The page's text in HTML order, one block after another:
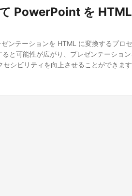
PowerPoint を
ンテーションを HTML に変換するプロ
と可能性が広がり、プレゼンテーショ
シビリティを向上させることができます